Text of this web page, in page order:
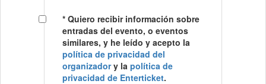
* Quiero recibir información sobre
entradas del evento, o eventos
similares, y he leído y acepto la
política de privacidad del
organizadory la política de
privacidad de Enterticket.